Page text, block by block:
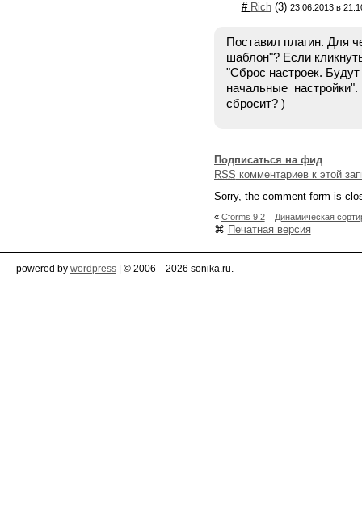
# Rich (3) 23.06.2013 в
Поставил плагин. Для
шаблон"? Если
"Сброс настроек.
начальные
сбросит? )
Подписаться на фид.
RSS комментариев к этой
Sorry, the comment form is
« Cforms 9.2 Динамическая
⌘ Печатная версия
powered by wordpress | © 2006—2026 sonika.ru.